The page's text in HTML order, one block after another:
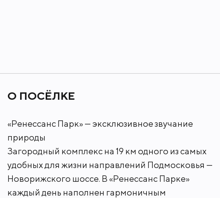
О ПОСЁЛКЕ
«Ренессанс Парк» — эксклюзивное звучание
природы
Загородный комплекс на 19 км одного из самых
удобных для жизни направлений Подмосковья —
Новорижского шоссе. В «Ренессанс Парке»
каждый день наполнен гармоничным